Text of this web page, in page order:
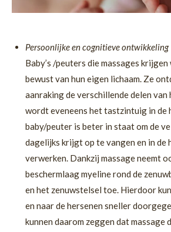
Persoonlijke en cognitieve ontwikkeling
Baby’s /peuters die massages
bewust van hun eigen lichaam. Ze
aanraking de verschillende delen van
wordt eveneens het tastzintuig in de
baby/peuter is beter in staat om de
dagelijks krijgt op te vangen en in de
verwerken. Dankzij massage neemt
beschermlaag myeline rond de
en het zenuwstelsel toe. Hierdoor
en naar de hersenen sneller
kunnen daarom zeggen dat massage